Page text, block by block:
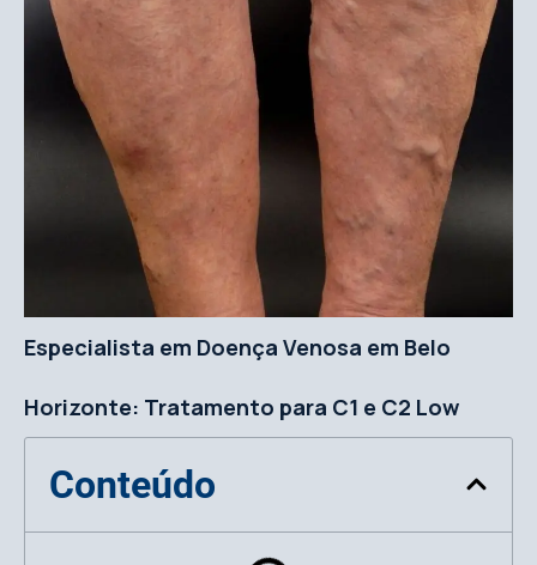
Especialista em Doença Venosa em Belo
Horizonte: Tratamento para C1 e C2 Low
Conteúdo